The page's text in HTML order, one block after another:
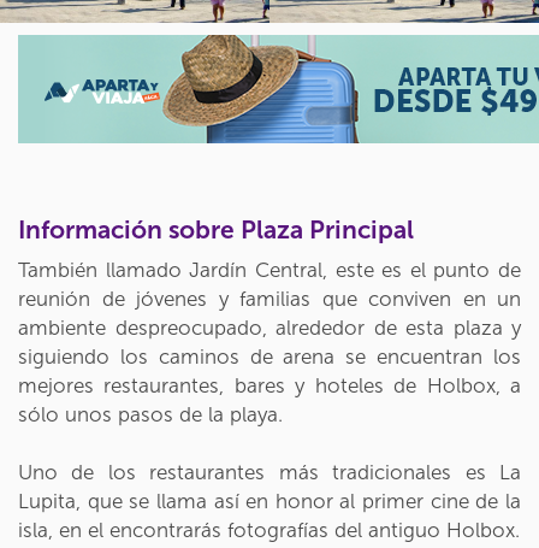
Información sobre Plaza Principal
También llamado Jardín Central, este es el punto de
reunión de jóvenes y familias que conviven en un
ambiente despreocupado, alrededor de esta plaza y
siguiendo los caminos de arena se encuentran los
mejores restaurantes, bares y hoteles de Holbox, a
sólo unos pasos de la playa.
Uno de los restaurantes más tradicionales es La
Lupita, que se llama así en honor al primer cine de la
isla, en el encontrarás fotografías del antiguo Holbox.